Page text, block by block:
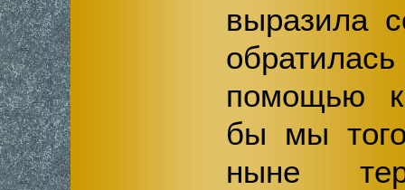
выразила
помощью к
бы мы
ныне